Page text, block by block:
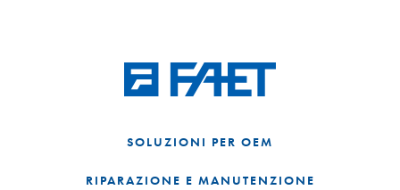
SOLUZIONI PER OEM
RIPARAZIONE E MANUTENZIONE